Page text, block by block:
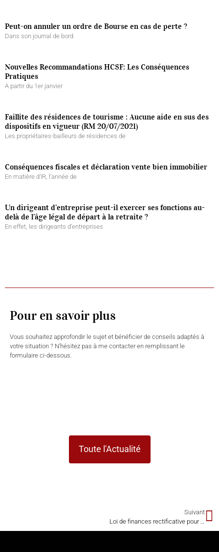
Peut-on annuler un ordre de Bourse en cas de perte ?
Dans son journal de bord
Nouvelles Recommandations HCSF: Les Conséquences
Pratiques
A partir du 1er janvier
Faillite des résidences de tourisme : Aucune aide en sus des
dispositifs en vigueur (RM 20/07/2021)
Les propriétaires-bailleurs de résidences de
Conséquences fiscales et déclaration vente bien immobilier
En matière d’IR, l’année de
Un dirigeant d’entreprise peut-il exercer ses fonctions au-
delà de l’âge légal de départ à la retraite ?
En effet, les dirigeants d’entreprises
Pour en savoir plus
Vous souhaitez approfondir le sujet et bénéficier de conseils adaptés à
votre situation ? N’hésitez pas à me contacter en remplissant le
formulaire ci-dessous.
Toute l'Actualité
Suivant